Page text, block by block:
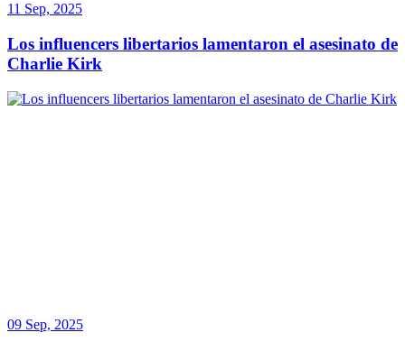
11 Sep, 2025
Los influencers libertarios lamentaron el asesinato de
Charlie Kirk
09 Sep, 2025